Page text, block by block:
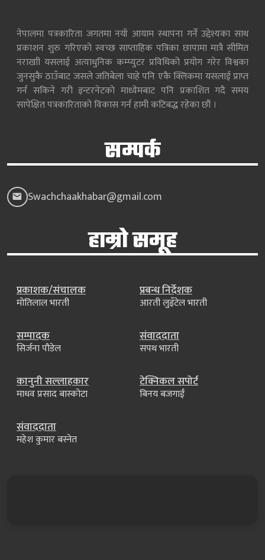
नेपालमा पत्रकारिता जगतमा नयाँ आयाम स्थापना गर्ने उद्देश्यका साथ
प्रकाशन शुरु गरिएको स्वच्छ साप्ताहिक पत्रिका छापामा मात्रै सीमित
नराखाी यसलाई अत्याधुनिक कम्प्युटर प्रविधिको प्रयोग गरेर विश्वका
जुनसुकै ठाउँबाट जसले जतिबेला चाहे पनि एकै क्लिकमा यसलाई प्राप्त
गर्न सकिने गरी इन्टरनेटको माध्येमबाट पनि प्रकाशित गदै समय
सापेक्षित पत्रकारिताको विकास गर्न हामी कटिबद्ध रहेका छौं ।
सम्पर्क
Swachchaakhabar@gmail.com
हाम्रो समूह
प्रकाशक/संचालक
मोतिलाल भारती
प्रबन्ध निर्देशक
आरती लुइँटेल भारती
सम्पादक
सिर्जना पौडेल
संवाददाता
सपथ भारती
कानुनी सल्लाहकार
माधव प्रसाद बास्कोटा
टेक्निकल सपोर्ट
बिनय बजगाईं
संवाददाता
महेश कुमार बस्नेत